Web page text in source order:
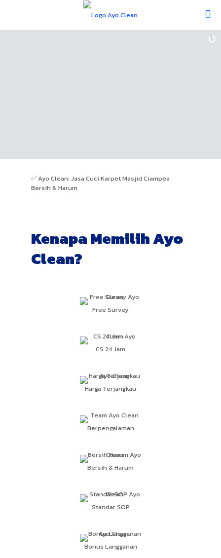
✅ Ayo Clean: Jasa Cuci Karpet Masjid Ciampea
Bersih & Harum
Kenapa Memilih Ayo
Clean?
Free Survey
CS 24 Jam
Harga Terjangkau
Berpengalaman
Bersih & Harum
Standar SOP
Bonus Langganan